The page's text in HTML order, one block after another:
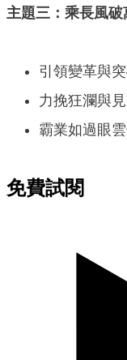
主題三：乘長風破
引領變革與突
力挽狂瀾與見
霸業如過眼雲
免費試閱